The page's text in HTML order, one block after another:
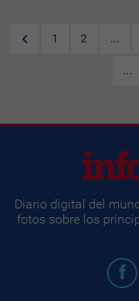
1 2 ...
...
Diario digital del
fotos sobre los